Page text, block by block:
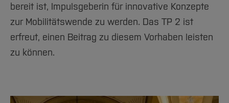
bereit ist, Impulsgeberin für innovative Konzepte
zur Mobilitätswende zu werden. Das TP 2 ist
erfreut, einen Beitrag zu diesem Vorhaben leisten
zu können.